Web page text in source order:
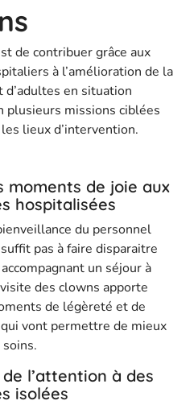
de contribuer grâce aux
à l’amélioration de la
d’adultes en situation
plusieurs missions ciblées
lieux d’intervention.
moments de joie aux
hospitalisées
du personnel
pas à faire disparaitre
un séjour à
des clowns apporte
de légèreté et de
vont permettre de mieux
l’attention à des
isolées